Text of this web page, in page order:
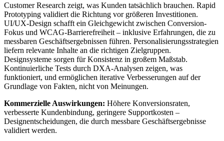
Customer Research zeigt, was Kunden tatsächlich brauchen. Rapid
Prototyping validiert die Richtung vor größeren Investitionen.
UI/UX-Design schafft ein Gleichgewicht zwischen Conversion-
Fokus und WCAG-Barrierefreiheit – inklusive Erfahrungen, die zu
messbaren Geschäftsergebnissen führen. Personalisierungsstrategien
liefern relevante Inhalte an die richtigen Zielgruppen.
Designsysteme sorgen für Konsistenz in großem Maßstab.
Kontinuierliche Tests durch DXA-Analysen zeigen, was
funktioniert, und ermöglichen iterative Verbesserungen auf der
Grundlage von Fakten, nicht von Meinungen.
Kommerzielle Auswirkungen: Höhere Konversionsraten,
verbesserte Kundenbindung, geringere Supportkosten –
Designentscheidungen, die durch messbare Geschäftsergebnisse
validiert werden.